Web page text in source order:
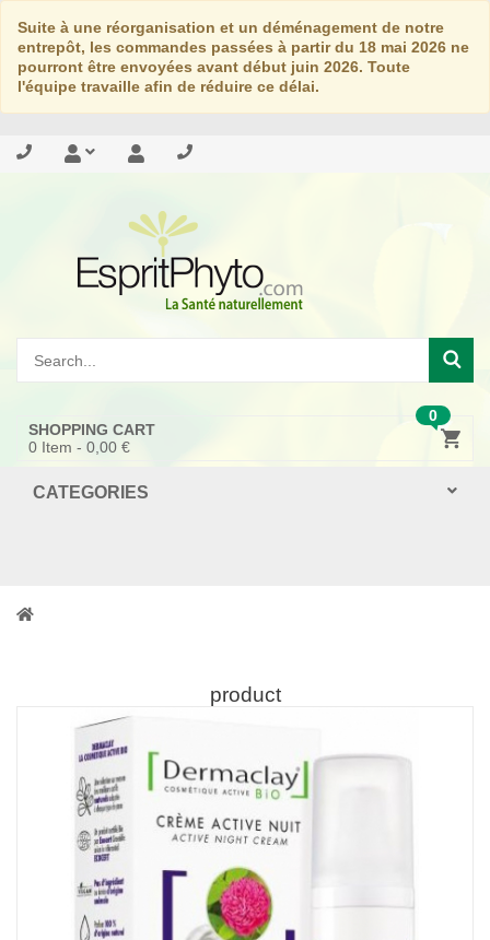
Suite à une réorganisation et un déménagement de notre
entrepôt, les commandes passées à partir du 18 mai 2026 ne
pourront être envoyées avant début juin 2026. Toute
l'équipe travaille afin de réduire ce délai.
0
SHOPPING CART
0 Item - 0,00 €
CATEGORIES
product